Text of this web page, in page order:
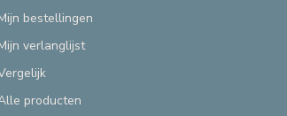
bestellingen
verlanglijst
producten